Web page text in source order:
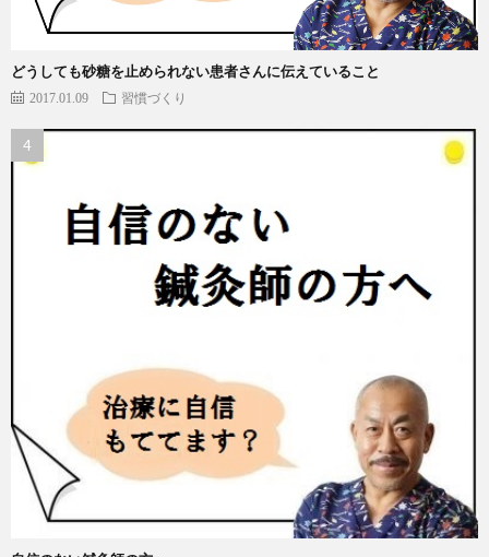
どうしても砂糖を止められない患者さんに伝えていること
2017.01.09 習慣づくり